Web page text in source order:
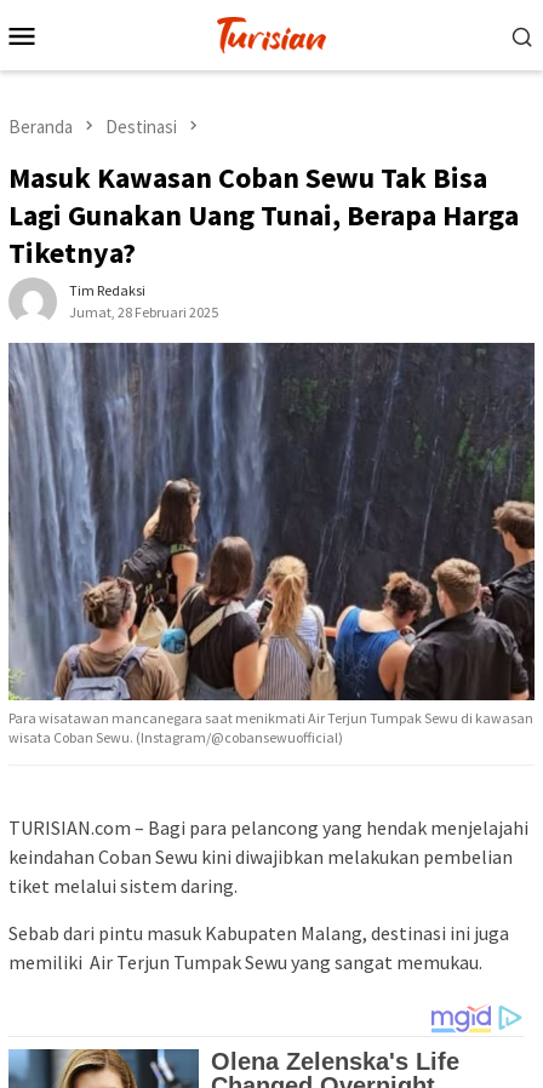
ke
Mobile
Beranda Destinasi
Masuk Kawasan Coban Sewu Tak Bisa
Lagi Gunakan Uang Tunai, Berapa Harga
Tiketnya?
Tim Redaksi
Jumat, 28 Februari 2025
Para wisatawan mancanegara saat menikmati Air Terjun Tumpak Sewu di kawasan
wisata Coban Sewu. (Instagram/@cobansewuofficial)
TURISIAN.com – Bagi para pelancong yang hendak menjelajahi
keindahan Coban Sewu kini diwajibkan melakukan pembelian
tiket melalui sistem daring.
Sebab dari pintu masuk Kabupaten Malang, destinasi ini juga
memiliki Air Terjun Tumpak Sewu yang sangat memukau.